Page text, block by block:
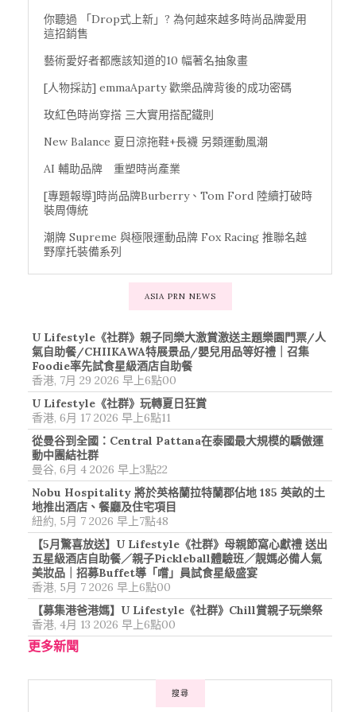
你聽過 「Drop式上新」? 為何越來越多時尚品牌愛用
這招銷售
藝術愛好者都應該知道的10 幅著名抽象畫
[人物採訪] emmaAparty 歡樂品牌背後的成功密碼
玫紅色時尚穿搭 三大實用搭配鐵則
New Balance 夏日涼拖鞋+長襪 另類運動風潮
AI 輔助品牌 重塑時尚產業
[專題報導]時尚品牌Burberry、Tom Ford 陸續打破時
裝周傳統
潮牌 Supreme 與極限運動品牌 Fox Racing 推聯名越
野摩托裝備系列
ASIA PRN NEWS
U Lifestyle《社群》親子同樂大激賞激送主題樂園門票/人
氣自助餐/CHIIKAWA特展景品/嬰兒用品等好禮｜召集
Foodie率先試食星級酒店自助餐
香港, 7月 29 2026 早上6點00
U Lifestyle《社群》玩轉夏日狂賞
香港, 6月 17 2026 早上6點11
從曼谷到全國：Central Pattana在泰國最大規模的驕傲運
動中團結社群
曼谷, 6月 4 2026 早上3點22
Nobu Hospitality 將於英格蘭拉特蘭郡佔地 185 英畝的土
地推出酒店、餐廳及住宅項目
紐約, 5月 7 2026 早上7點48
【5月驚喜放送】U Lifestyle《社群》母親節窩心獻禮 送出
五星級酒店自助餐／親子Pickleball體驗班／靚媽必備人氣
美妝品｜招募Buffet導「嚐」員試食星級盛宴
香港, 5月 7 2026 早上6點00
【募集港爸港媽】U Lifestyle《社群》Chill賞親子玩樂祭
香港, 4月 13 2026 早上6點00
更多新聞
搜尋